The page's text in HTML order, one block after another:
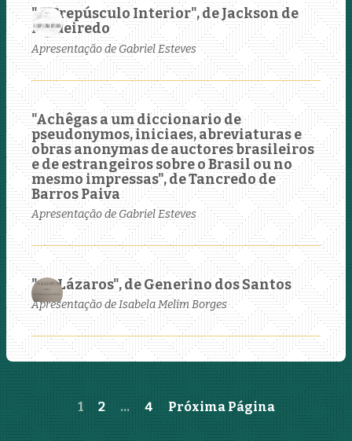
"O Crepúsculo Interior", de Jackson de
Figueiredo
Apresentação de Gabriel Esteves
"Achêgas a um diccionario de
pseudonymos, iniciaes, abreviaturas e
obras anonymas de auctores brasileiros
e de estrangeiros sobre o Brasil ou no
mesmo impressas", de Tancredo de
Barros Paiva
Apresentação de Gabriel Esteves
"Os Lázaros", de Generino dos Santos
Apresentação de Isabela Melim Borges
1 2 … 4 Próxima Página